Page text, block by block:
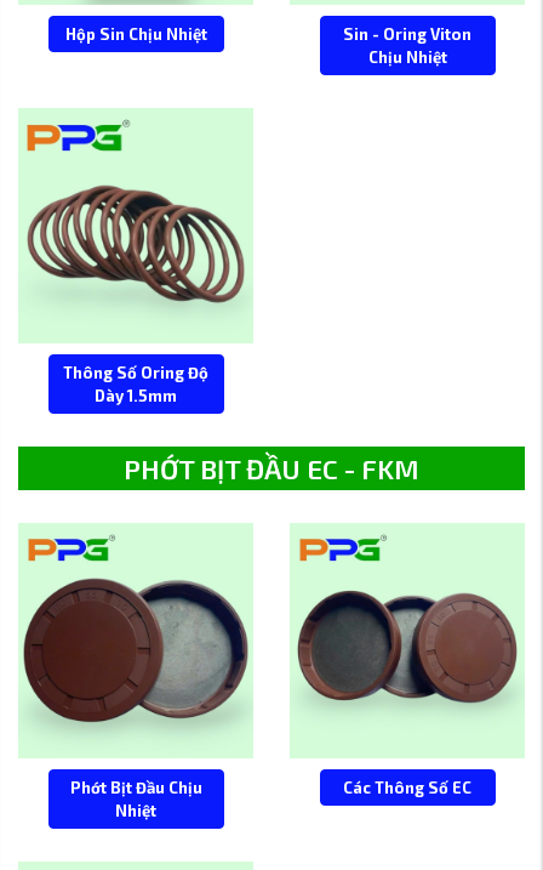
Hộp Sin Chịu Nhiệt
Sin - Oring Viton
Chịu Nhiệt
Thông Số Oring Độ
Dày 1.5mm
PHỚT BỊT ĐẦU EC - FKM
Phớt Bịt Đầu Chịu
Nhiệt
Các Thông Số EC